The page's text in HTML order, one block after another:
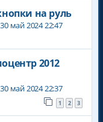
на руль
30 май 2024 22:47
2012
30 май 2024 22:37
1 2 3